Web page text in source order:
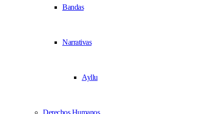
Bandas
Narrativas
Ayllu